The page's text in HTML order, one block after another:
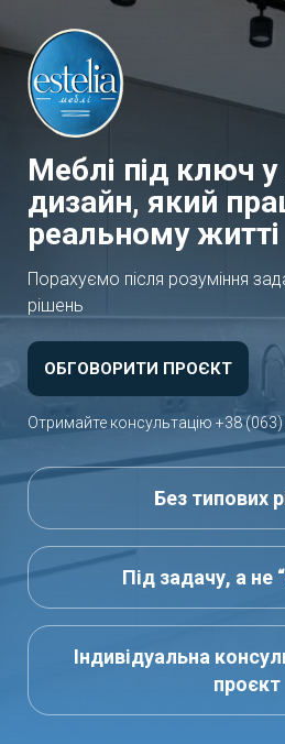
Меблі під ключ у
дизайн, який
реальному житті
Порахуємо після розуміння
рішень
ОБГОВОРИТИ ПРОЄКТ
Отримайте консультацію +38
Без типових
Під задачу, а не
Індивідуальна
проєкт